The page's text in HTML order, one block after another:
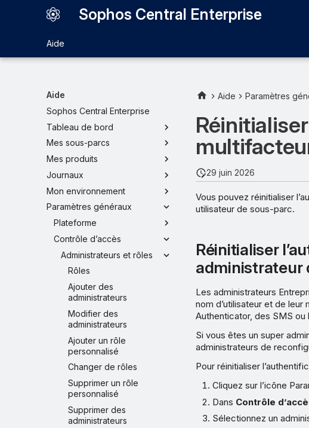
Sophos Central Enterprise
Aide
Aide
Sophos Central Enterprise
Tableau de bord
Mes sous-parcs
Mes produits
Journaux
Mon environnement
Paramètres généraux
Plateforme
Contrôle d’accès
Administrateurs et rôles
Rôles
Ajouter des
administrateurs
Modifier des
administrateurs
Ajouter un rôle
personnalisé
Changer de rôles
Supprimer un rôle
personnalisé
Supprimer des
administrateurs
Aide Paramètres
29 juin 2026
Vous pouvez réinitialiser
utilisateur de sous-parc.
Réinitialiser
administrateur
Les administrateurs
nom d’utilisateur et de
Authenticator, des SMS ou
Si vous êtes un super
administrateurs de
Pour réinitialiser
Cliquez sur l’icône
Dans Contrôle
Sélectionnez un